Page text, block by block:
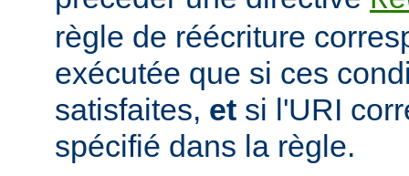
règle de réécriture
exécutée que si ces
satisfaites, et si l'URI
spécifié dans la règle.